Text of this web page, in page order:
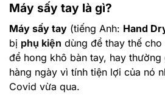
Máy sấy tay là gì?
Máy sấy tay (tiếng Anh: Hand
bị phụ kiện dùng để thay thế
để hong khô bàn tay, hay
hàng ngày vì tính tiện lợi của nó
Covid vừa qua.